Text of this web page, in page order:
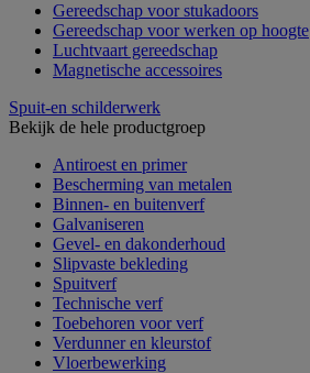
Gereedschap voor stukadoors
Gereedschap voor werken op hoogte
Luchtvaart gereedschap
Magnetische accessoires
Spuit-en schilderwerk
Bekijk de hele productgroep
Antiroest en primer
Bescherming van metalen
Binnen- en buitenverf
Galvaniseren
Gevel- en dakonderhoud
Slipvaste bekleding
Spuitverf
Technische verf
Toebehoren voor verf
Verdunner en kleurstof
Vloerbewerking